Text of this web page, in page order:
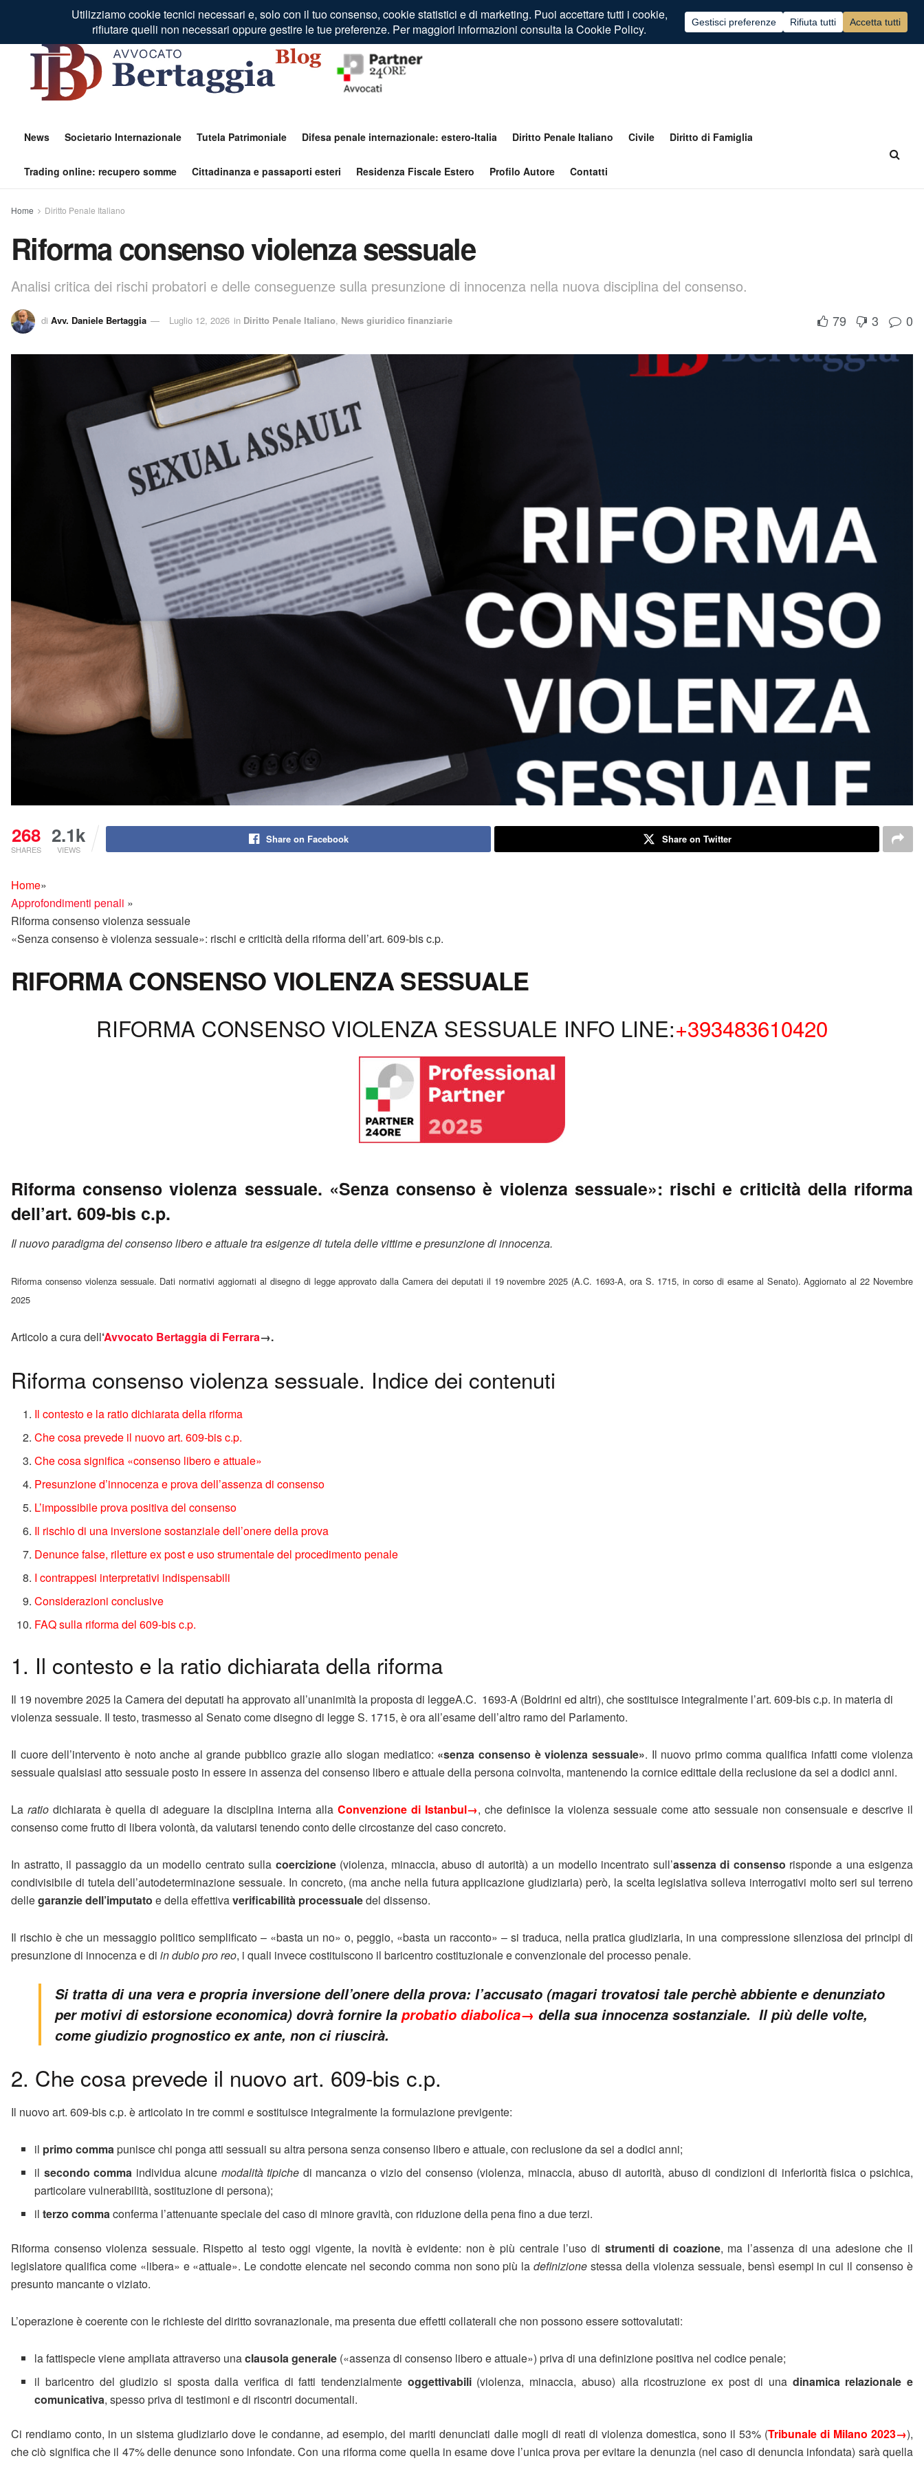
Residenza Fiscale Estero
Profilo Autore
News Societario Internazionale Tutela Patrimoniale Difesa penale internazionale: estero-Italia Diritto Penale Italiano Civile Diritto di Famiglia
Trading online: recupero somme Cittadinanza e passaporti esteri Residenza Fiscale Estero Profilo Autore Contatti
Home Diritto Penale Italiano
Riforma consenso violenza sessuale
Analisi critica dei rischi probatori e delle conseguenze sulla presunzione di innocenza nella nuova disciplina del consenso.
di Avv. Daniele Bertaggia Luglio 12, 2026 in Diritto Penale Italiano, News giuridico finanziarie 79 3 0
268
SHARES
2.1k
VIEWS
Share on Facebook Share on Twitter
Home»
Approfondimenti penali »
Riforma consenso violenza sessuale
«Senza consenso è violenza sessuale»: rischi e criticità della riforma dell’art. 609-bis c.p.
RIFORMA CONSENSO VIOLENZA SESSUALE
RIFORMA CONSENSO VIOLENZA SESSUALE INFO LINE:+393483610420
Riforma consenso violenza sessuale. «Senza consenso è violenza sessuale»: rischi e criticità della riforma
dell’art. 609-bis c.p.
Il nuovo paradigma del consenso libero e attuale tra esigenze di tutela delle vittime e presunzione di innocenza.
Riforma consenso violenza sessuale. Dati normativi aggiornati al disegno di legge approvato dalla Camera dei deputati il 19 novembre 2025 (A.C. 1693-A, ora S. 1715, in corso di esame al Senato). Aggiornato al 22 Novembre
2025
Articolo a cura dell‘Avvocato Bertaggia di Ferrara→.
Riforma consenso violenza sessuale. Indice dei contenuti
Il contesto e la ratio dichiarata della riforma
Che cosa prevede il nuovo art. 609-bis c.p.
Che cosa significa «consenso libero e attuale»
Presunzione d’innocenza e prova dell’assenza di consenso
L’impossibile prova positiva del consenso
Il rischio di una inversione sostanziale dell’onere della prova
Denunce false, riletture ex post e uso strumentale del procedimento penale
I contrappesi interpretativi indispensabili
Considerazioni conclusive
FAQ sulla riforma del 609-bis c.p.
1. Il contesto e la ratio dichiarata della riforma
Il 19 novembre 2025 la Camera dei deputati ha approvato all’unanimità la proposta di leggeA.C. 1693-A (Boldrini ed altri), che sostituisce integralmente l’art. 609-bis c.p. in materia di
violenza sessuale. Il testo, trasmesso al Senato come disegno di legge S. 1715, è ora all’esame dell’altro ramo del Parlamento.
Il cuore dell’intervento è noto anche al grande pubblico grazie allo slogan mediatico: «senza consenso è violenza sessuale». Il nuovo primo comma qualifica infatti come violenza
sessuale qualsiasi atto sessuale posto in essere in assenza del consenso libero e attuale della persona coinvolta, mantenendo la cornice edittale della reclusione da sei a dodici anni.
La ratio dichiarata è quella di adeguare la disciplina interna alla Convenzione di Istanbul→, che definisce la violenza sessuale come atto sessuale non consensuale e descrive il
consenso come frutto di libera volontà, da valutarsi tenendo conto delle circostanze del caso concreto.
In astratto, il passaggio da un modello centrato sulla coercizione (violenza, minaccia, abuso di autorità) a un modello incentrato sull’assenza di consenso risponde a una esigenza
condivisibile di tutela dell’autodeterminazione sessuale. In concreto, (ma anche nella futura applicazione giudiziaria) però, la scelta legislativa solleva interrogativi molto seri sul terreno
dellegaranzie dell’imputato e della effettivaverificabilità processualedel dissenso.
Il rischio è che un messaggio politico semplificato – «basta un no» o, peggio, «basta un racconto» – si traduca, nella pratica giudiziaria, in una compressione silenziosa dei principi di
presunzione di innocenza e di in dubio pro reo, i quali invece costituiscono il baricentro costituzionale e convenzionale del processo penale.
Si tratta di una vera e propria inversione dell’onere della prova: l’accusato (magari trovatosi tale perchè abbiente e denunziato
per motivi di estorsione economica) dovrà fornire la probatio diabolica→ della sua innocenza sostanziale. Il più delle volte,
come giudizio prognostico ex ante, non ci riuscirà.
2. Che cosa prevede il nuovo art. 609-bis c.p.
Il nuovo art. 609-bis c.p. è articolato in tre commi e sostituisce integralmente la formulazione previgente:
il primo commapunisce chi ponga atti sessuali su altra persona senza consenso libero e attuale, con reclusione da sei a dodici anni;
il secondo comma individua alcune modalità tipiche di mancanza o vizio del consenso (violenza, minaccia, abuso di autorità, abuso di condizioni di inferiorità fisica o psichica,
particolare vulnerabilità, sostituzione di persona);
ilterzo commaconferma l’attenuante speciale del caso di minore gravità, con riduzione della pena fino a due terzi.
Riforma consenso violenza sessuale. Rispetto al testo oggi vigente, la novità è evidente: non è più centrale l’uso di strumenti di coazione, ma l’assenza di una adesione che il
legislatore qualifica come «libera» e «attuale». Le condotte elencate nel secondo comma non sono più ladefinizione stessa della violenza sessuale, bensì esempi in cui il consenso è
presunto mancante o viziato.
L’operazione è coerente con le richieste del diritto sovranazionale, ma presenta due effetti collaterali che non possono essere sottovalutati:
la fattispecie viene ampliata attraverso unaclausola generale («assenza di consenso libero e attuale») priva di una definizione positiva nel codice penale;
il baricentro del giudizio si sposta dalla verifica di fatti tendenzialmente oggettivabili(violenza, minaccia, abuso) alla ricostruzione ex post di una dinamica relazionale e
comunicativa, spesso priva di testimoni e di riscontri documentali.
Ci rendiamo conto, in un sistema giudiziario dove le condanne, ad esempio, dei mariti denunciati dalle mogli di reati di violenza domestica, sono il 53% (Tribunale di Milano 2023→),
che ciò significa che il 47% delle denunce sono infondate. Con una riforma come quella in esame dove l’unica prova per evitare la denunzia (nel caso di denuncia infondata) sarà quella